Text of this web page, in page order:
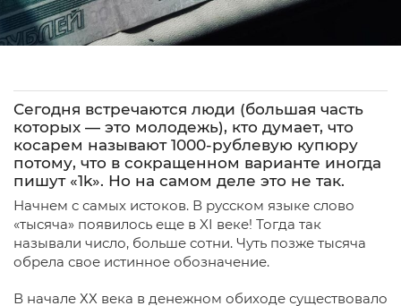
Сегодня встречаются люди (большая часть
которых — это молодежь), кто думает, что
косарем называют 1000-рублевую купюру
потому, что в сокращенном варианте иногда
пишут «1k». Но на самом деле это не так.
Начнем с самых истоков. В русском языке слово
«тысяча» появилось еще в XI веке! Тогда так
называли число, больше сотни. Чуть позже тысяча
обрела свое истинное обозначение.
В начале ХХ века в денежном обиходе существовало